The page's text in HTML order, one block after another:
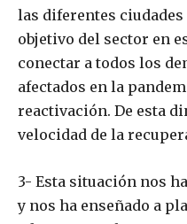
las diferentes
objetivo del sector en
conectar a todos los
afectados en la
reactivación. De esta
velocidad de la
3- Esta situación nos
y nos ha enseñado a